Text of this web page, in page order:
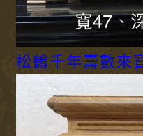
松鶴千年壽數來